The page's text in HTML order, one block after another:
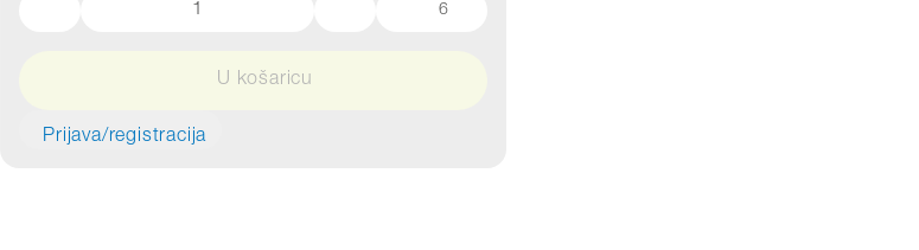
6
U košaricu
Prijava/registracija